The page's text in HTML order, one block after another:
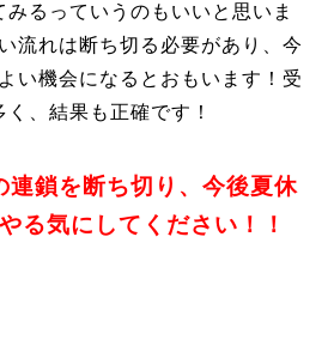
みるっていうのもいいと思いま
流れは断ち切る必要があり、今
い機会になるとおもいます！受
、結果も正確です！
連鎖を断ち切り、今後夏休
る気にしてください！！